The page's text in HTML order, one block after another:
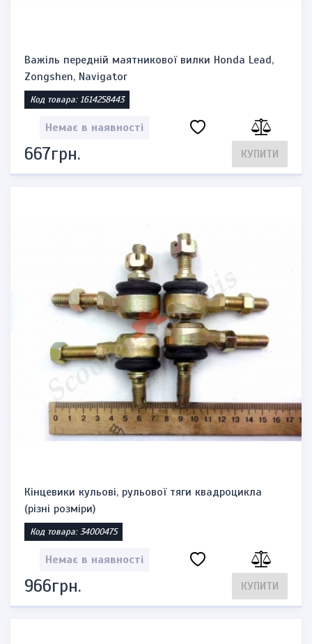
Важіль передній маятникової вилки Honda Lead,
Zongshen, Navigator
Код товара: 1614258443
Немає в наявності
667грн. КУПИТИ
Кінцевики кульові, рульової тяги квадроцикла
(різні розміри)
Код товара: 34000475
Немає в наявності
966грн. КУПИТИ